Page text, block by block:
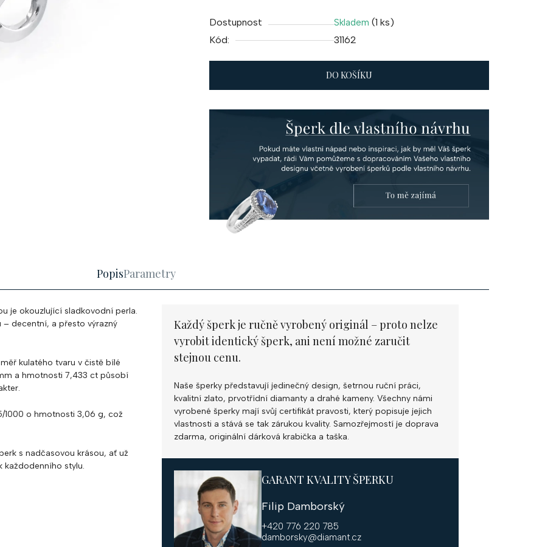
Dostupnost Skladem (1 ks)
Kód:
31162
DO KOŠÍKU
PopisParametry
je okouzlující sladkovodní perla.
– decentní, a přesto výrazný
kulatého tvaru v čistě bílé
a hmotnosti 7,433 ct působí
1000 o hmotnosti 3,06 g, což
s nadčasovou krásou, ať už
každodenního stylu.
Každý šperk je ručně vyrobený originál – proto nelze
vyrobit identický šperk, ani není možné zaručit
stejnou cenu.
Naše šperky představují jedinečný design, šetrnou ruční práci,
kvalitní zlato, prvotřídní diamanty a drahé kameny. Všechny námi
vyrobené šperky mají svůj certifikát pravosti, který popisuje jejich
vlastnosti a stává se tak zárukou kvality. Samozřejmostí je doprava
zdarma, originální dárková krabička a taška.
GARANT KVALITY ŠPERKU
Filip Damborský
+420 776 220 785
damborsky@diamant.cz